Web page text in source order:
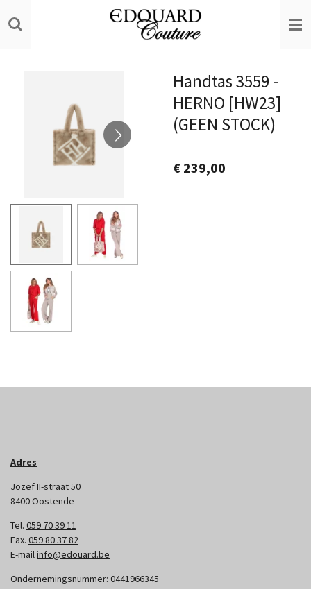
direct
Handtas 3559 -
HERNO [HW23]
(GEEN STOCK)
€ 239,00
Adres
Jozef II-straat 50
8400 Oostende
Tel. 059 70 39 11
Fax. 059 80 37 82
E-mailinfo@edouard.be
Ondernemingsnummer: 0441966345